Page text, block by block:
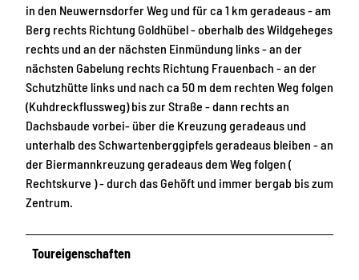
in den Neuwernsdorfer Weg und für ca 1 km geradeaus - am
Berg rechts Richtung Goldhübel - oberhalb des Wildgeheges
rechts und an der nächsten Einmündung links - an der
nächsten Gabelung rechts Richtung Frauenbach - an der
Schutzhütte links und nach ca 50 m dem rechten Weg folgen
(Kuhdreckflussweg) bis zur Straße - dann rechts an
Dachsbaude vorbei- über die Kreuzung geradeaus und
unterhalb des Schwartenberggipfels geradeaus bleiben - an
der Biermannkreuzung geradeaus dem Weg folgen (
Rechtskurve ) - durch das Gehöft und immer bergab bis zum
Zentrum.
Toureigenschaften